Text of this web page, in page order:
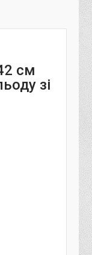
см
зі